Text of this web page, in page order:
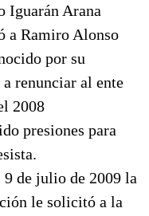
Iguarán Arana
a Ramiro Alonso
por su
renunciar al ente
2008
presiones para
de julio de 2009 la
le solicitó a la